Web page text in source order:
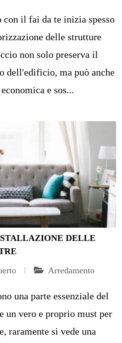
il fai da te inizia spesso
delle strutture
non solo preserva il
dell'edificio, ma può anche
e sos...
DELLE
Arredamento
una parte essenziale del
un vero e proprio must per
raramente si vede una